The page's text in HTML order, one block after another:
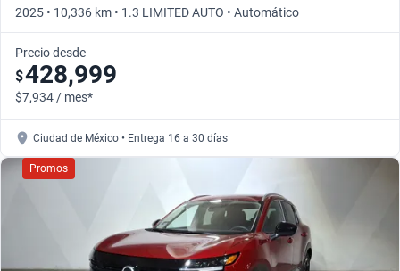
2025 • 10,336 km • 1.3 LIMITED AUTO • Automático
Precio desde
$428,999
$7,934 / mes*
Ciudad de México • Entrega 16 a 30 días
Promos